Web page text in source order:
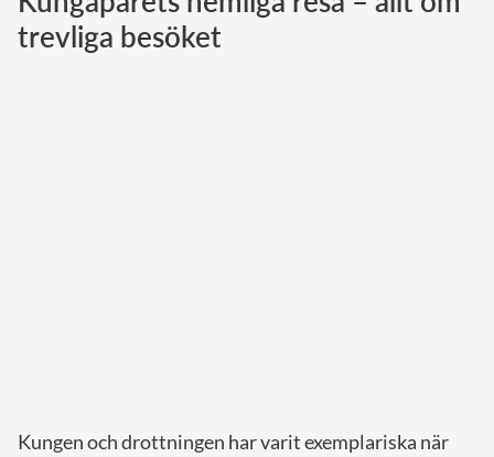
Norska kungahuset
trevliga besöket
Kungen och drottningen har varit exemplariska när